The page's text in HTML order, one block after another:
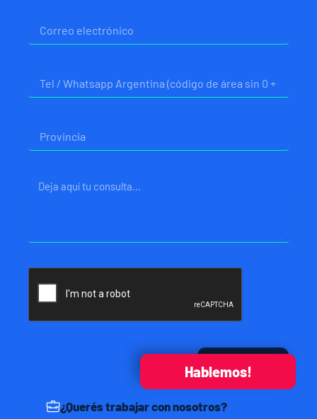
Hablemos!
¿Querés trabajar con nosotros?
electrónico
Mensaje
Enviar